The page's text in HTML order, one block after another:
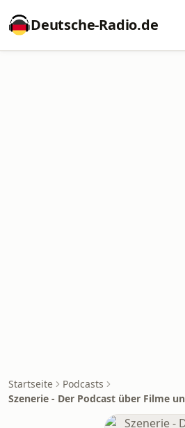
Deutsche-Radio.de
Startseite
Podcasts
Szenerie - Der Podcast über Filme